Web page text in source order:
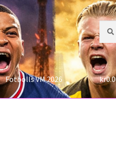
Sök
efter:
Sök
Fotbolls VM 2026 kr